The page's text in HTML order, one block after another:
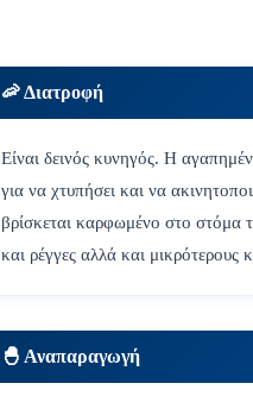
🦐 Διατροφή
Είναι δεινός κυνηγός. Η
για να χτυπήσει και να
βρίσκεται καρφωμένο στο στόμα
και ρέγγες αλλά και μικρότερους
🐣 Αναπαραγωγή